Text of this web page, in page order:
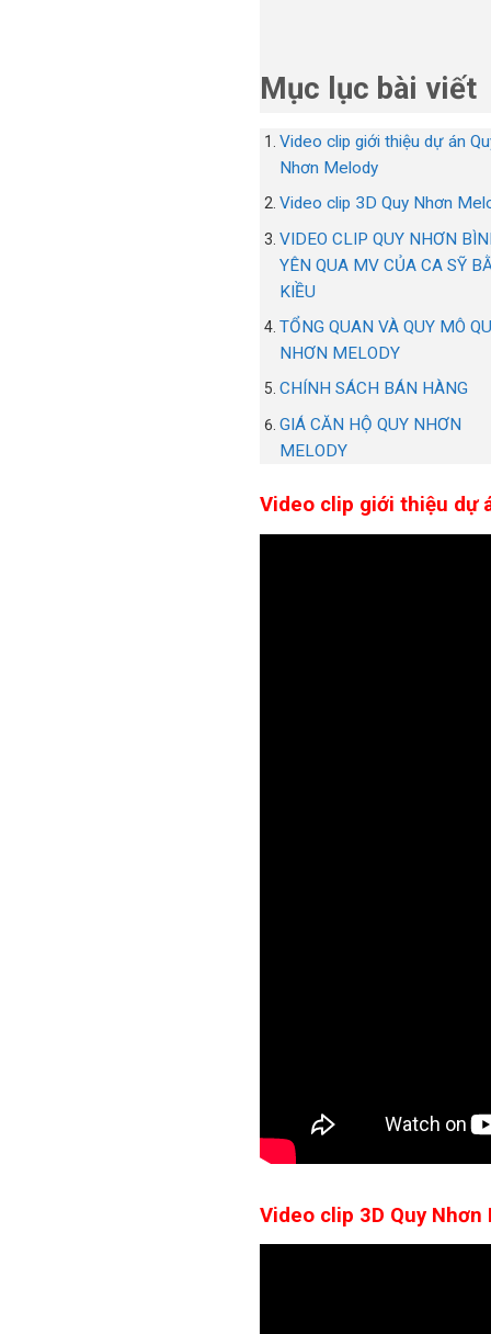
Mục lục bài viết
Video clip giới thiệu dự án
Nhơn Melody
Video clip 3D Quy Nhơn
VIDEO CLIP QUY NHƠN
YÊN QUA MV CỦA CA SỸ
KIỀU
TỔNG QUAN VÀ QUY MÔ
NHƠN MELODY
CHÍNH SÁCH BÁN HÀNG
GIÁ CĂN HỘ QUY NHƠN
MELODY
Video clip giới thiệu dự
Video clip 3D Quy Nhơn